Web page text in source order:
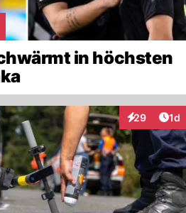
in höchsten
29
Interaktionen
1d